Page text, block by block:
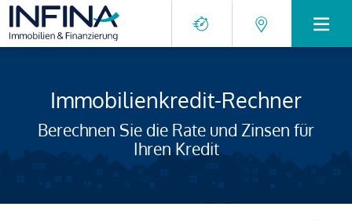
Immobilienkredit-Rechner
Berechnen Sie die Rate und Zinsen für
Ihren Kredit